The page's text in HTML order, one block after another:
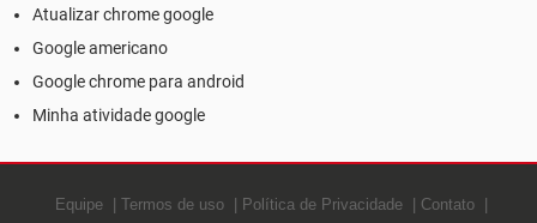
Atualizar chrome google
Google americano
Google chrome para android
Minha atividade google
Equipe Termos de uso Política de Privacidade Contato